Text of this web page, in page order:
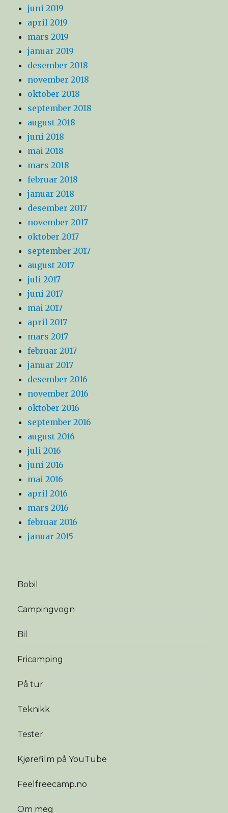
juni 2019
april 2019
mars 2019
januar 2019
desember 2018
november 2018
oktober 2018
september 2018
august 2018
juni 2018
mai 2018
mars 2018
februar 2018
januar 2018
desember 2017
november 2017
oktober 2017
september 2017
august 2017
juli 2017
juni 2017
mai 2017
april 2017
mars 2017
februar 2017
januar 2017
desember 2016
november 2016
oktober 2016
september 2016
august 2016
juli 2016
juni 2016
mai 2016
april 2016
mars 2016
februar 2016
januar 2015
Bobil
Campingvogn
Bil
Fricamping
På tur
Teknikk
Tester
Kjørefilm på YouTube
Feelfreecamp.no
Om meg